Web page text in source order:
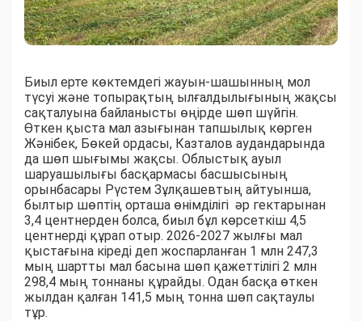
Биыл ерте көктемдегі жауын-шашынның мол
түсуі және топырақтың ылғалдылығының жақсы
сақталуына байланысты өңірде шөп шүйгін.
Өткен қыста мал азығынан тапшылық көрген
Жәнібек, Бөкей ордасы, Казталов аудандарында
да шөп шығымы жақсы. Облыстық ауыл
шаруашылығы басқармасы басшысының
орынбасары Рүстем Зұлқашевтың айтуынша,
былтыр шөптің орташа өнімділігі әр гектарынан
3,4 центнерден болса, биыл бұл көрсеткіш 4,5
центнерді құрап отыр. 2026-2027 жылғы мал
қыстағына кіреді деп жоспарланған 1 млн 247,3
мың шартты мал басына шөп қажеттілігі 2 млн
298,4 мың тоннаны құрайды. Одан басқа өткен
жылдан қалған 141,5 мың тонна шөп сақтаулы
тұр.